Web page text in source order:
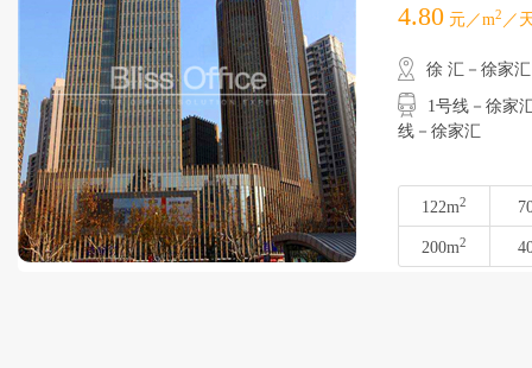
4.80 元／m2 ／
徐 汇－徐家汇
1号线－徐家
线－徐家汇
122m2
200m2